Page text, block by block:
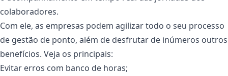
colaboradores.
Com ele, as empresas podem agilizar todo o seu processo
de gestão de ponto, além de desfrutar de inúmeros outros
benefícios. Veja os principais:
Evitar erros com banco de horas;